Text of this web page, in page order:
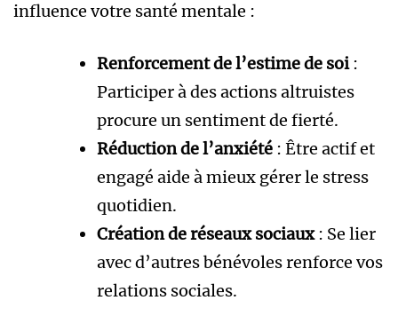
influence votre santé mentale :
Renforcement de l’estime de soi:
Participer à des actions altruistes
procure un sentiment de fierté.
Réduction de l’anxiété : Être actif et
engagé aide à mieux gérer le stress
quotidien.
Création de réseaux sociaux: Se lier
avec d’autres bénévoles renforce vos
relations sociales.